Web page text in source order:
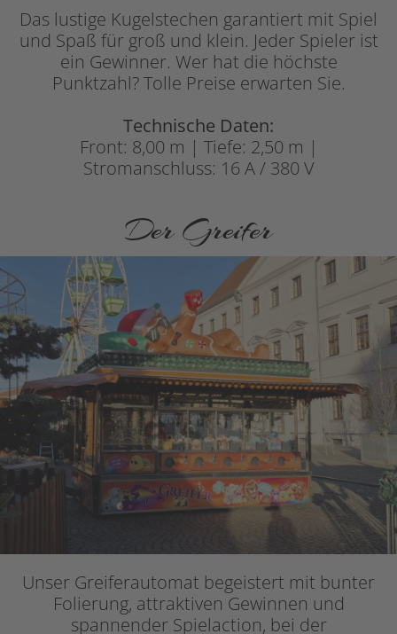
Das lustige Kugelstechen garantiert mit Spiel
und Spaß für groß und klein. Jeder Spieler ist
ein Gewinner. Wer hat die höchste
Punktzahl? Tolle Preise erwarten Sie.
Technische Daten:
Front: 8,00 m | Tiefe: 2,50 m |
Stromanschluss: 16 A / 380 V
Der Greifer
Unser Greiferautomat begeistert mit bunter
Folierung, attraktiven Gewinnen und
spannender Spielaction, bei der